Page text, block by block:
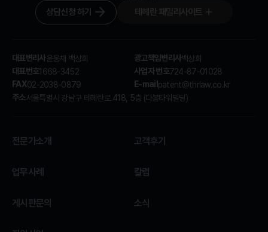
상담신청 하기 테헤란 패밀리사이트
대표변리사윤웅채 백상희 광고책임변리사백상희
대표번호1668-3452 사업자 번호724-87-01028
FAX02-2038-0879 E-mail patent@thrlaw.co.kr
주소서울특별시 강남구 테헤란로 418, 5층 (다봉타워빌딩)
전문가소개 고객후기
업무사례 칼럼
게시판문의 소식